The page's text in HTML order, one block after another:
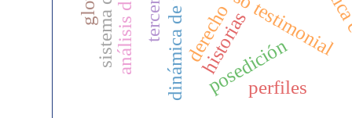
posedición
derecho
historias
perfiles